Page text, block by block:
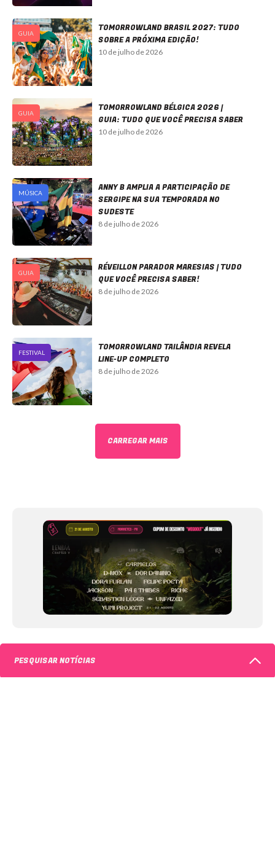
GUIA
TOMORROWLAND BRASIL 2027: TUDO
SOBRE A PRÓXIMA EDIÇÃO!
10 de julho de 2026
GUIA
TOMORROWLAND BÉLGICA 2026 |
GUIA: TUDO QUE VOCÊ PRECISA SABER
10 de julho de 2026
MÚSICA
ANNY B AMPLIA A PARTICIPAÇÃO DE
SERGIPE NA SUA TEMPORADA NO
SUDESTE
8 de julho de 2026
GUIA
RÉVEILLON PARADOR MARESIAS | TUDO
QUE VOCÊ PRECISA SABER!
8 de julho de 2026
FESTIVAL
TOMORROWLAND TAILÂNDIA REVELA
LINE-UP COMPLETO
8 de julho de 2026
CARREGAR MAIS
PESQUISAR NOTÍCIAS